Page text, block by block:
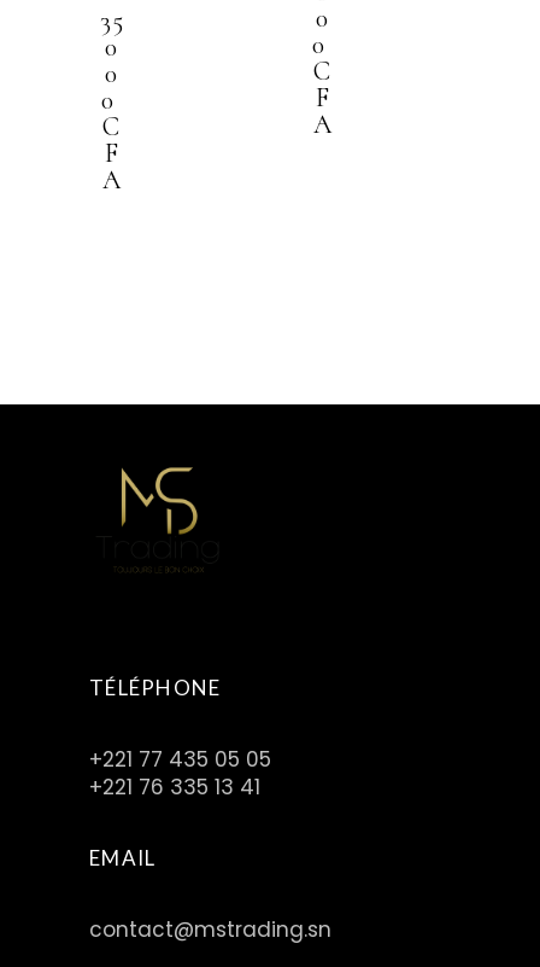
35
0
0
0
C
F
A
0
0
C
F
A
TÉLÉPHONE
+221 77 435 05 05
+221 76 335 13 41
EMAIL
contact@mstrading.sn